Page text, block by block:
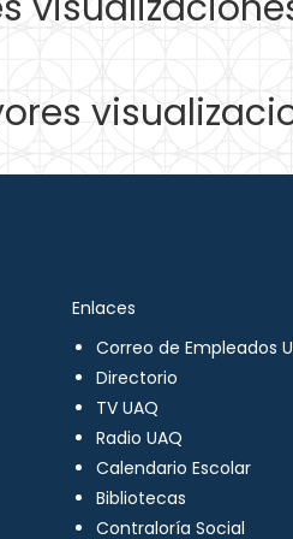
Enlaces
Correo de Empleados
Directorio
TV UAQ
Radio UAQ
Calendario Escolar
Bibliotecas
Contraloría Social